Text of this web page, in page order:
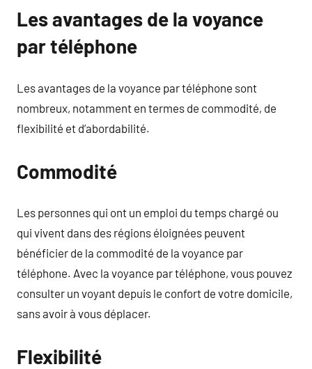
Les avantages de la voyance
par téléphone
Les avantages de la voyance par téléphone sont
nombreux, notamment en termes de commodité, de
flexibilité et d’abordabilité.
Commodité
Les personnes qui ont un emploi du temps chargé ou
qui vivent dans des régions éloignées peuvent
bénéficier de la commodité de la voyance par
téléphone. Avec la voyance par téléphone, vous pouvez
consulter un voyant depuis le confort de votre domicile,
sans avoir à vous déplacer.
Flexibilité